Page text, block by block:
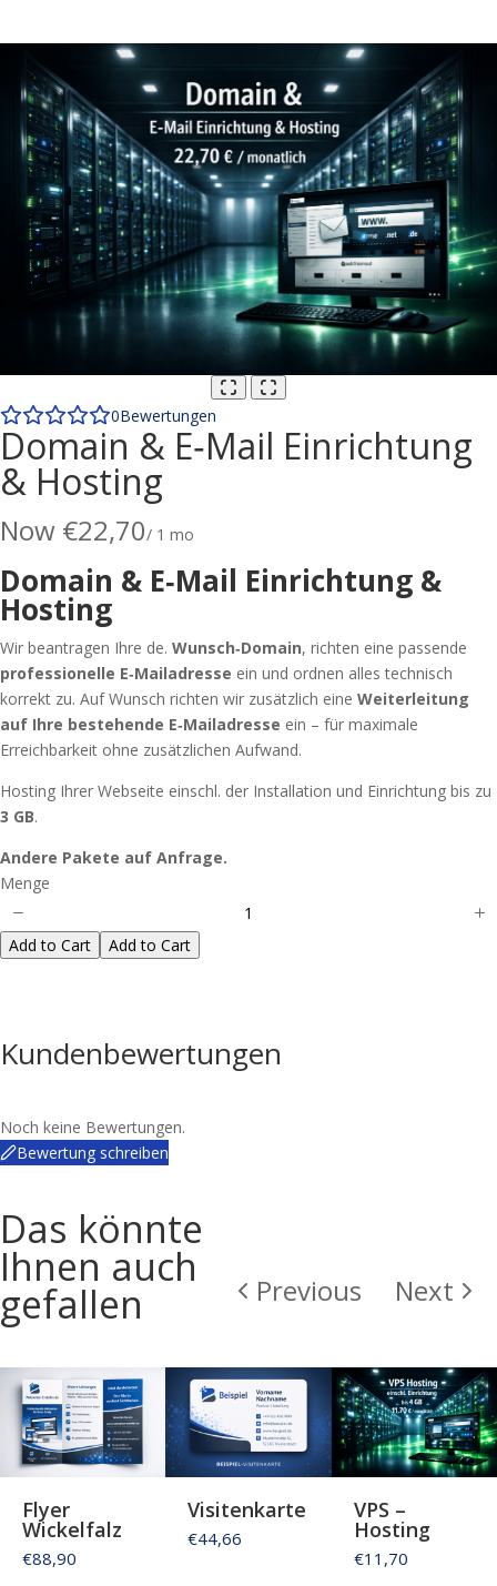
0Bewertungen
Domain & E‑Mail Einrichtung
& Hosting
Now €22,70/ 1 mo
Domain & E‑Mail Einrichtung &
Hosting
Wir beantragen Ihre de. Wunsch‑Domain, richten eine passende
professionelle E‑Mailadresse ein und ordnen alles technisch
korrekt zu. Auf Wunsch richten wir zusätzlich eine Weiterleitung
auf Ihre bestehende E‑Mailadresse ein – für maximale
Erreichbarkeit ohne zusätzlichen Aufwand.
Hosting Ihrer Webseite einschl. der Installation und Einrichtung bis zu
3 GB.
Andere Pakete auf Anfrage.
Menge
Add to Cart Add to Cart
Kundenbewertungen
Noch keine Bewertungen.
Bewertung schreiben
Das könnte
Ihnen auch
gefallen Previous Next
Flyer
Wickelfalz
€88,90
Visitenkarte
€44,66
VPS –
Hosting
€11,70